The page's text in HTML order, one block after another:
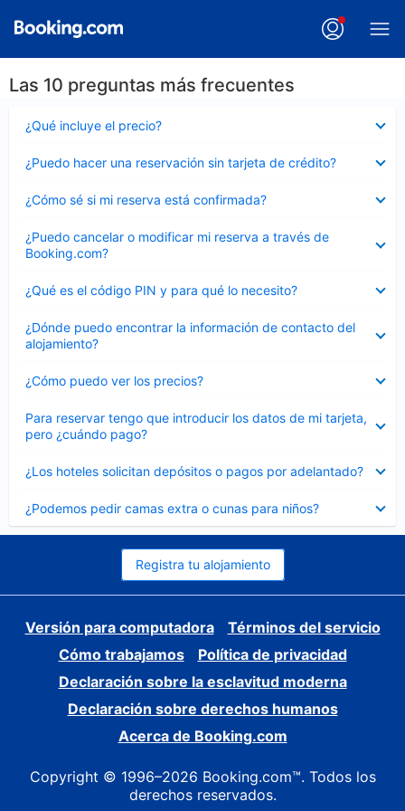
Las 10 preguntas más frecuentes
¿Qué incluye el precio?
cerrado
¿Puedo hacer una reservación sin tarjeta de crédito?
cerrado
¿Cómo sé si mi reserva está confirmada?
cerrado
¿Puedo cancelar o modificar mi reserva a través de
Booking.com?
cerrado
¿Qué es el código PIN y para qué lo necesito?
cerrado
¿Dónde puedo encontrar la información de contacto del
alojamiento?
cerrado
¿Cómo puedo ver los precios?
cerrado
Para reservar tengo que introducir los datos de mi tarjeta,
pero ¿cuándo pago?
cerrado
¿Los hoteles solicitan depósitos o pagos por adelantado?
cerrado
¿Podemos pedir camas extra o cunas para niños?
cerrado
Registra tu alojamiento
Versión para computadora
Términos del servicio
Cómo trabajamos
Política de privacidad
Declaración sobre la esclavitud moderna
Declaración sobre derechos humanos
Acerca de Booking.com
Copyright © 1996–2026 Booking.com™. Todos los
derechos reservados.